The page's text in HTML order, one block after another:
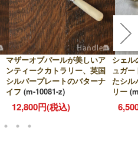
マザーオブパールが美しいア
ンティークカトラリー、英国
シルバープレートのバターナ
イフ (m-10081-z)
12,800円(税込)
シェル
ュガー
たシル
リー